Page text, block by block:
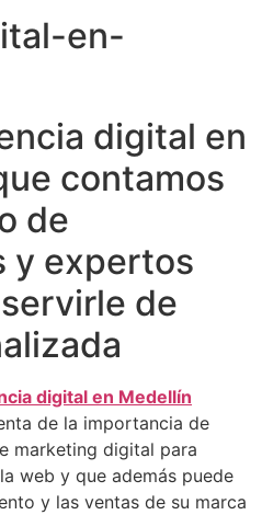
digital en
contamos
de
y expertos
de
digital en Medellín
de la importancia de
marketing digital para
web y que además puede
y las ventas de su marca